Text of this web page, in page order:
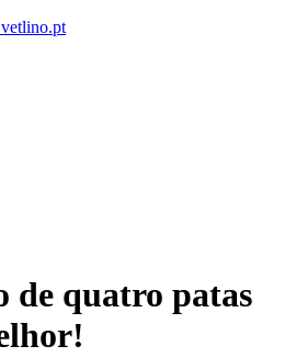
de quatro patas